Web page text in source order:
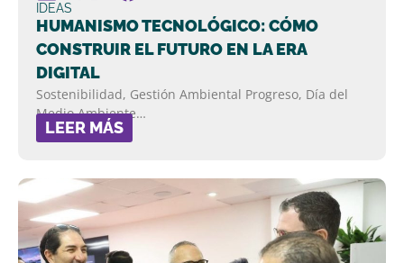
IDEAS
HUMANISMO TECNOLÓGICO: CÓMO
CONSTRUIR EL FUTURO EN LA ERA
DIGITAL
Sostenibilidad, Gestión Ambiental Progreso, Día del
Medio Ambiente…
LEER MÁS